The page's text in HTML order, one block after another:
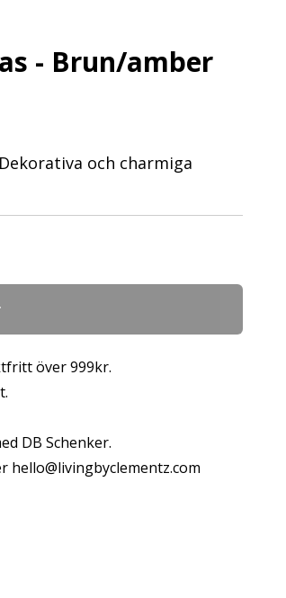
- Brun/amber
och charmiga
över 999kr.
DB Schenker.
hello@livingbyclementz.com